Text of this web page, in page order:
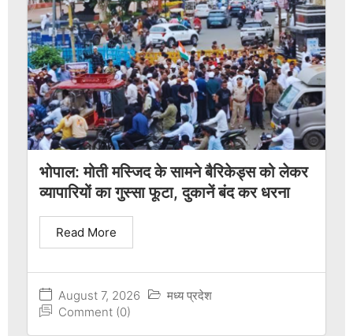
भोपाल: मोती मस्जिद के सामने बैरिकेड्स को लेकर
व्यापारियों का गुस्सा फूटा, दुकानें बंद कर धरना
August 7, 2026
मध्य प्रदेश
Comment (0)
Read More